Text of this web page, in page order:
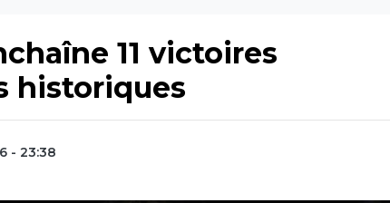
11 victoires
historiques
- 23:38